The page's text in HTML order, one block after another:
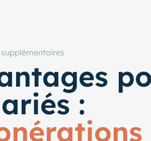
supplémentaires
: